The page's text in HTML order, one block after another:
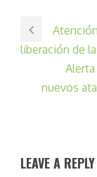
liberación de
nuevos
LEAVE A REPLY